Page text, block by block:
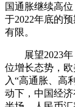
国通胀继续高
于2022年底的
有限。
展望2023年
位增长态势，
入“高通胀、高
动下，中国经